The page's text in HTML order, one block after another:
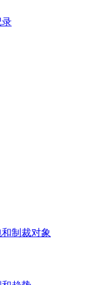
录
制裁对象